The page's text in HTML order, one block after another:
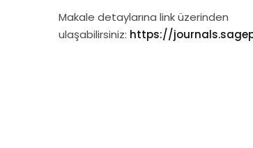
Makale detaylarına link üzerinden
ulaşabilirsiniz: https://